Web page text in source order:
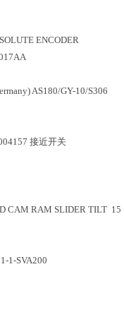
ENCODER
AS180/GY-10/S306
接近开关
I
CAM RAM SLIDER TILT
1-SVA200